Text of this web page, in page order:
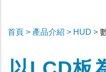
首頁 > 產品介紹 > HUD >